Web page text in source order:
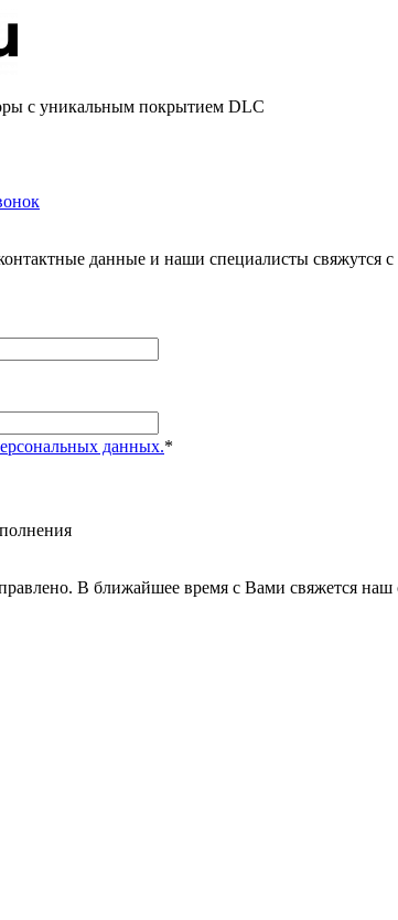
с уникальным покрытием DLC
данные и наши специалисты свяжутся
данных.*
В ближайшее время с Вами свяжется наш